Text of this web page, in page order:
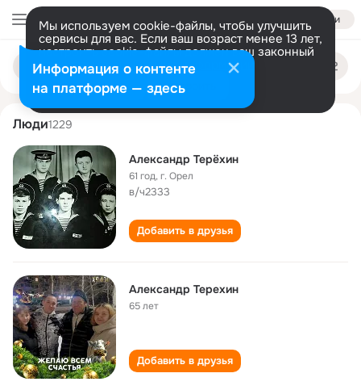
Войти
Мы используем cookie-файлы, чтобы улучшить
сервисы для вас. Если ваш возраст менее 13 лет,
настроить cookie-файлы должен ваш законный
представитель. Больше информации
Разрешить все Настроить
Поиск
людям
aleksandr terekhin
Люди1229
Александр Терёхин
61 год,г. Орел
в/ч2333
Добавить в друзья
Александр Терехин
65 лет
Добавить в друзья
Информация о контенте
на платформе — здесь